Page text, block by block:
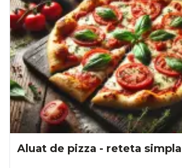
Aluat de pizza - reteta